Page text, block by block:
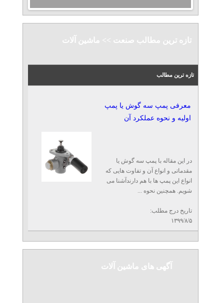
تازه ترین مطالب صنعت >> ماشین آلات
تازه ترین مطالب
معرفی پمپ سه گوش یا پمپ
اولیه و نحوه عملکرد آن
در این مقاله با پمپ سه گوش یا
مقدماتی و انواع آن و تفاوت هایی که
انواع این پمپ ها با هم دارندآشنا می
شویم. همچنین نحوه ...
تاریخ درج مطلب:
۱۳۹۹/۸/۵
آگهی های ماشین آلات